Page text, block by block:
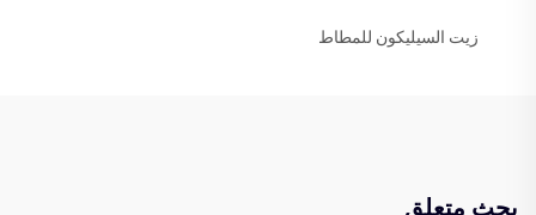
زيت السيليكون للمطاط
بحث متعلق